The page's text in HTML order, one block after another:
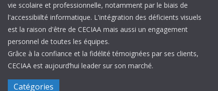
vie scolaire et professionnelle, notamment par le biais de
l'accessibiilté informatique. L'intégration des déficients visuels
est la raison d'être de CECIAA mais aussi un engagement
personnel de toutes les équipes.
Grâce à la confiance et la fidélité témoignées par ses clients,
CECIAA est aujourd’hui leader sur son marché.
Catégories